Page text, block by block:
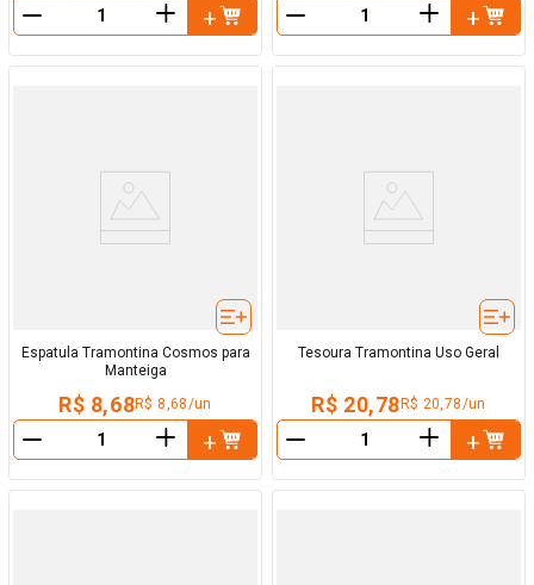
＋ ＋
Espatula Tramontina Cosmos para
Manteiga
R$ 8,68R$ 8,68/un
＋
Tesoura Tramontina Uso Geral
R$ 20,78 R$ 20,78/un
＋